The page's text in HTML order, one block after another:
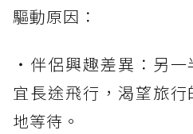
驅動原因：
・伴侶興趣差異：另
宜長途飛行，渴望旅
地等待。